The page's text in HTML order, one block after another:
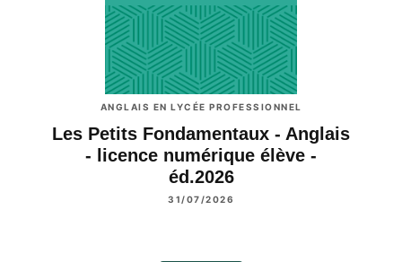
ANGLAIS EN LYCÉE PROFESSIONNEL
Les Petits Fondamentaux - Anglais
- licence numérique élève -
éd.2026
31/07/2026